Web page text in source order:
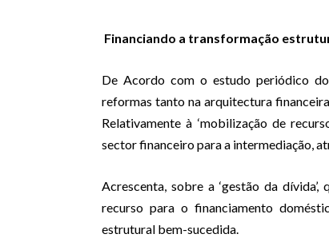
Financiando a transformação
De Acordo com o estudo periódico
reformas tanto na arquitectura
Relativamente à ‘mobilização de
sector financeiro para a intermediação,
Acrescenta, sobre a ‘gestão da
recurso para o financiamento
estrutural bem-sucedida.